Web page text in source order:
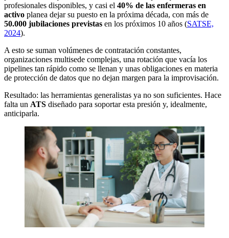
profesionales disponibles, y casi el 40% de las enfermeras en
activo planea dejar su puesto en la próxima década, con más de
50.000 jubilaciones previstas en los próximos 10 años (SATSE,
2024).
A esto se suman volúmenes de contratación constantes,
organizaciones multisede complejas, una rotación que vacía los
pipelines tan rápido como se llenan y unas obligaciones en materia
de protección de datos que no dejan margen para la improvisación.
Resultado: las herramientas generalistas ya no son suficientes. Hace
falta un ATS diseñado para soportar esta presión y, idealmente,
anticiparla.